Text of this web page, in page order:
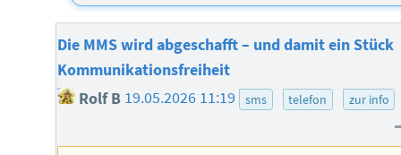
Die MMS wird abgeschafft – und damit ein Stück
Kommunikationsfreiheit
Rolf B 19.05.2026 11:19 sms telefon zur info